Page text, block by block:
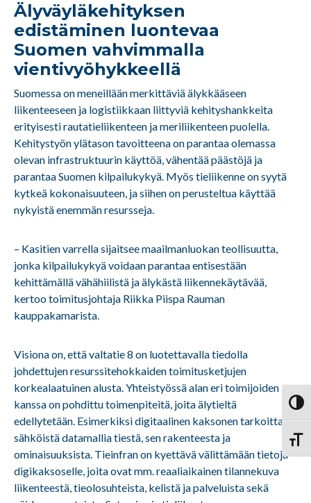
Älyväyläkehityksen
edistäminen luontevaa
Suomen vahvimmalla
vientivyöhykkeellä
Suomessa on meneillään merkittäviä älykkääseen
liikenteeseen ja logistiikkaan liittyviä kehityshankkeita
erityisesti rautatieliikenteen ja meriliikenteen puolella.
Kehitystyön ylätason tavoitteena on parantaa olemassa
olevan infrastruktuurin käyttöä, vähentää päästöjä ja
parantaa Suomen kilpailukykyä. Myös tieliikenne on syytä
kytkeä kokonaisuuteen, ja siihen on perusteltua käyttää
nykyistä enemmän resursseja.
– Kasitien varrella sijaitsee maailmanluokan teollisuutta,
jonka kilpailukykyä voidaan parantaa entisestään
kehittämällä vähähiilistä ja älykästä liikennekäytävää,
kertoo toimitusjohtaja Riikka Piispa Rauman
kauppakamarista.
Visiona on, että valtatie 8 on luotettavalla tiedolla
johdettujen resurssitehokkaiden toimitusketjujen
korkealaatuinen alusta. Yhteistyössä alan eri toimijoiden
kanssa on pohdittu toimenpiteitä, joita älytieltä
edellytetään. Esimerkiksi digitaalinen kaksonen tarkoittaa
sähköistä datamallia tiestä, sen rakenteesta ja
ominaisuuksista. Tieinfran on kyettävä välittämään tietoja
digikaksoselle, joita ovat mm. reaaliaikainen tilannekuva
liikenteestä, tieolosuhteista, kelistä ja palveluista sekä